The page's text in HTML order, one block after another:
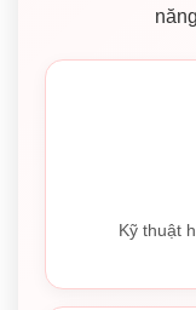
Kỹ thuật